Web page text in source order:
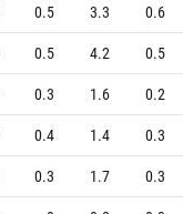
0.5 3.3
0.6
0.5 4.2
0.5
0.3 1.6
0.2
0.4 1.4
0.3
0.3 1.7
0.3